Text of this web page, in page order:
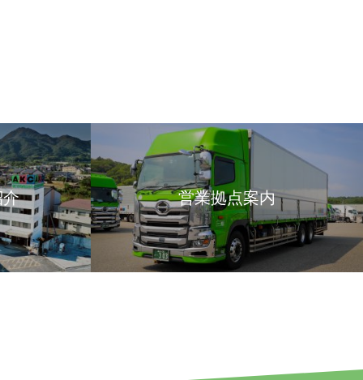
介 営業拠点案内